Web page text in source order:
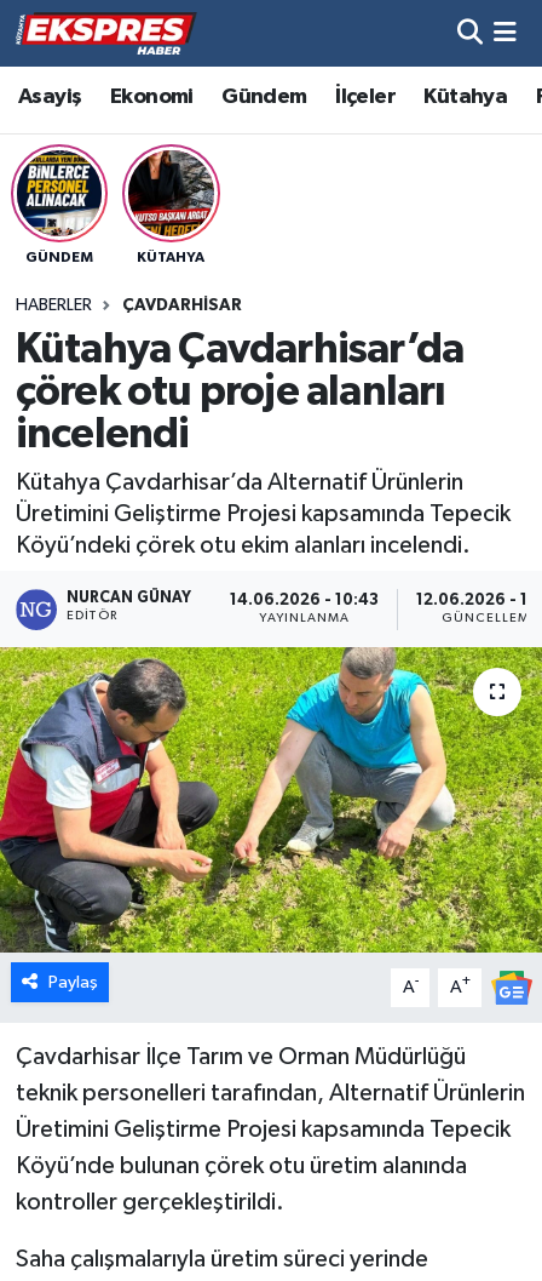
Asayiş Ekonomi Gündem İlçeler Kütahya
GÜNDEM KÜTAHYA
HABERLER ÇAVDARHISAR
Kütahya Çavdarhisar’da
çörek otu proje alanları
incelendi
Kütahya Çavdarhisar’da Alternatif Ürünlerin
Üretimini Geliştirme Projesi kapsamında Tepecik
Köyü’ndeki çörek otu ekim alanları incelendi.
NURCAN GÜNAY
EDITÖR
14.06.2026 - 10:43
YAYINLANMA
12.06.2026 -
GÜNCELLEME
Paylaş A- A+
Çavdarhisar İlçe Tarım ve Orman Müdürlüğü
teknik personelleri tarafından, Alternatif Ürünlerin
Üretimini Geliştirme Projesi kapsamında Tepecik
Köyü’nde bulunan çörek otu üretim alanında
kontroller gerçekleştirildi.
Saha çalışmalarıyla üretim süreci yerinde
Altıntaş
Asayiş
Aslanapa
Bölge
Çavdarhisar
Dumlupınar
Dünya
Eğitim
Ekonomi
Emet
Foto Galeri
Gediz
Genel
Hisarcık
İlçeler
Köşe Yazıları
Kültür Sanat
Hava Durumu
Trafik Durumu
Süper Lig Puan Durumu ve Fikstür
Son Dakika Haberleri
Haber Arşivi